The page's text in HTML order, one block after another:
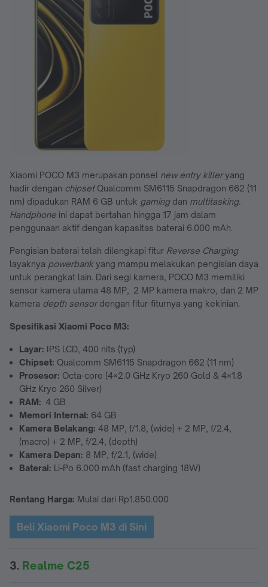
Xiaomi POCO M3 merupakan ponsel new entry killeryang
hadir dengan chipset Qualcomm SM6115 Snapdragon 662 (11
nm) dipadukan RAM 6 GB untuk gaming dan multitasking.
Handphone ini dapat bertahan hingga 17 jam dalam
penggunaan aktif dengan kapasitas baterai 6.000 mAh.
Pengisian baterai telah dilengkapi fitur Reverse Charging
layaknya powerbankyang mampu melakukan pengisian daya
untuk perangkat lain. Dari segi kamera, POCO M3 memiliki
sensor kamera utama 48 MP, 2 MP kamera makro, dan 2 MP
kamera depth sensordengan fitur-fiturnya yang kekinian.
Spesifikasi Xiaomi Poco M3:
Layar: IPS LCD, 400 nits (typ)
Chipset: Qualcomm SM6115 Snapdragon 662 (11 nm)
Prosesor: Octa-core (4×2.0 GHz Kryo 260 Gold & 4×1.8
GHz Kryo 260 Silver)
RAM: 4 GB
Memori Internal: 64 GB
Kamera Belakang: 48 MP, f/1.8, (wide) + 2 MP, f/2.4,
(macro) + 2 MP, f/2.4, (depth)
Kamera Depan: 8 MP, f/2.1, (wide)
Baterai: Li-Po 6.000 mAh (fast charging 18W)
Rentang Harga: Mulai dari Rp1.850.000
Beli Xiaomi Poco M3 di Sini
3. Realme C25